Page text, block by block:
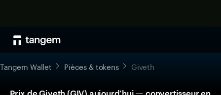
Tangem Wallet Pièces & tokens Giveth
Prix de Giveth (GIV) aujourd’hui — convertisseur en